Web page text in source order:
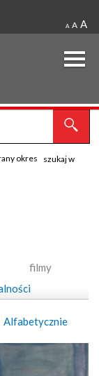
A A A
okres
szukaj w
filmy
Alfabetycznie